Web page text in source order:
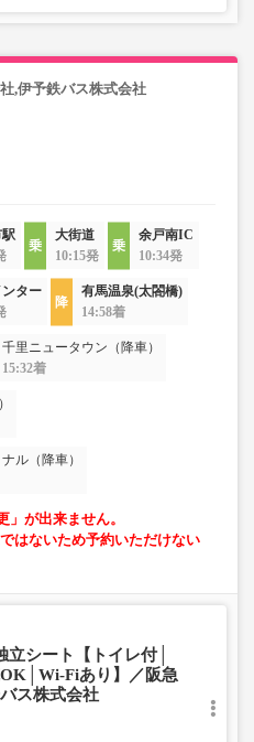
,伊予鉄バス株式会社
大街道
10:15発
余戸南IC
10:34発
ター
有馬温泉(太閤橋)
14:58着
千里ニュータウン（降車）
15:32着
ル（降車）
」が出来ません。
はないため予約いただけない
立シート【トイレ付│
Fiあり】／阪急
ス株式会社